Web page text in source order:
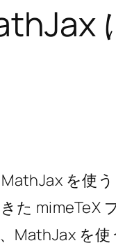
を使
た mimeTeX
MathJax を